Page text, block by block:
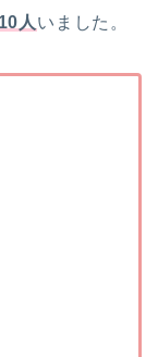
人 いました。